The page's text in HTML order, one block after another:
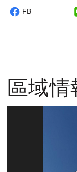
FB
區域情